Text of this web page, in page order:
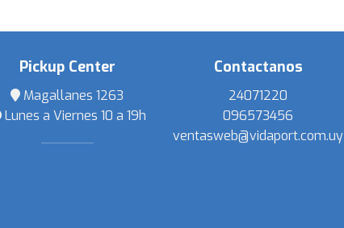
Pickup Center
Magallanes 1263
Lunes a Viernes 10 a 19h
Contactanos
24071220
096573456
ventasweb@vidaport.com.uy